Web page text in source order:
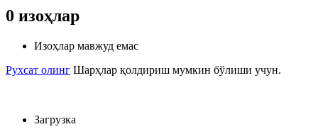
0 изоҳлар
Изоҳлар мавжуд емас
Рухсат олинг Шарҳлар қолдириш мумкин бўлиши учун.
Загрузка